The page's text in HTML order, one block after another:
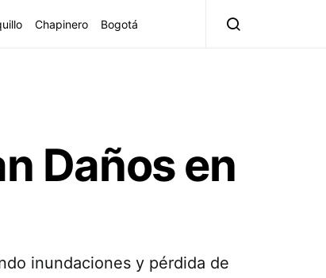
Chapinero Bogotá
Daños en
inundaciones y pérdida de